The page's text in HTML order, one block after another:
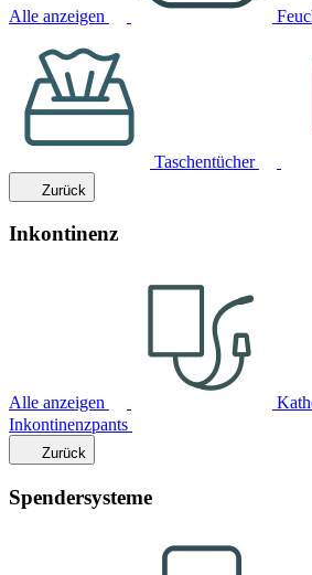
Alle anzeigen
Taschentücher
Zurück
Inkontinenz
Alle anzeigen
Inkontinenzpants
Zurück
Spendersysteme